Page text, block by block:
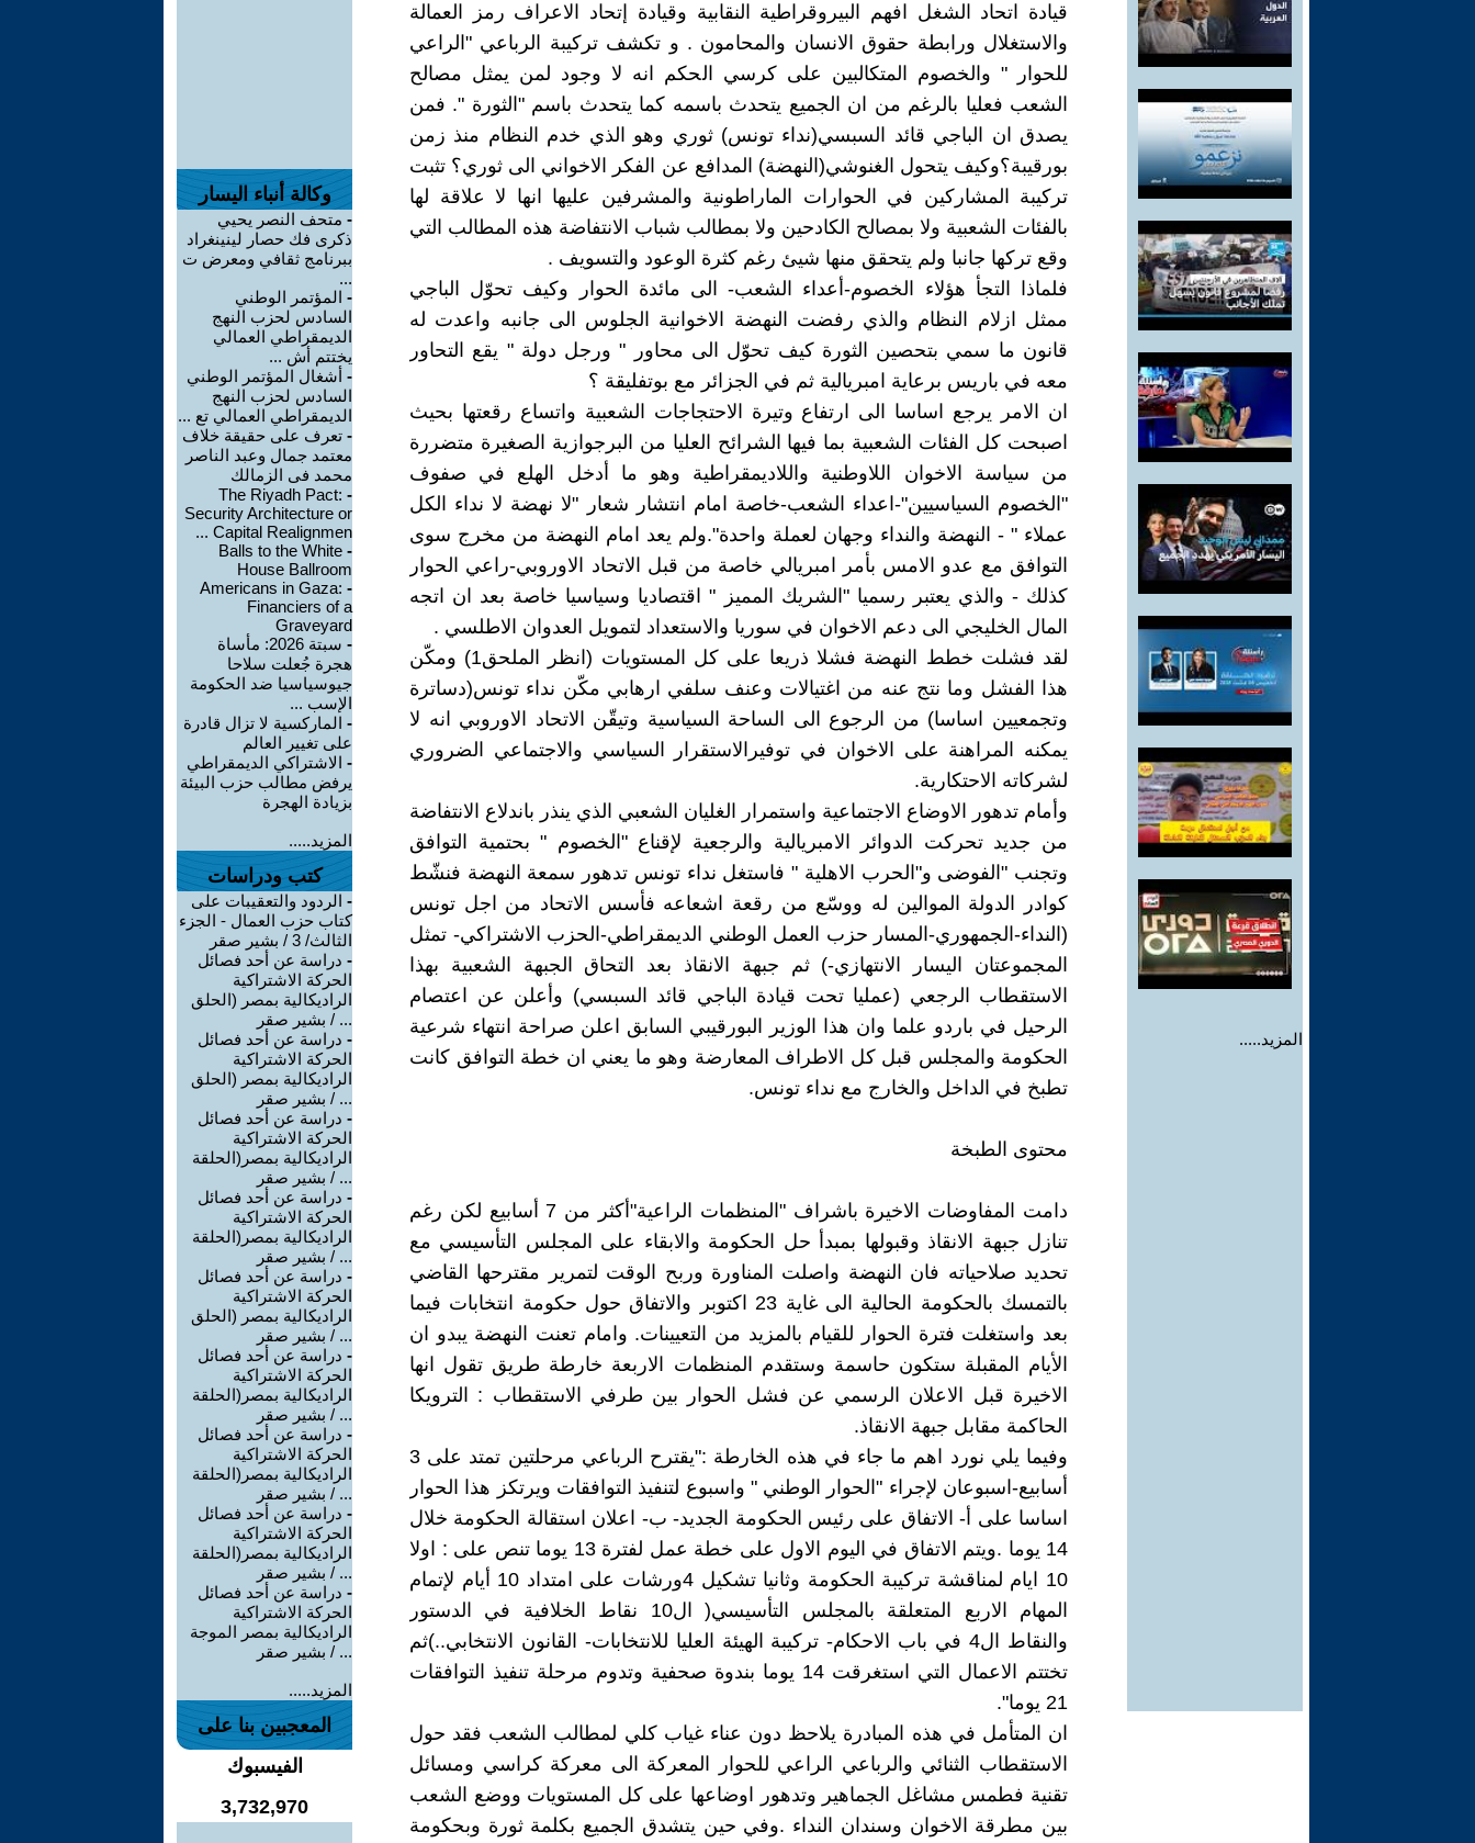
المزيد.....
قيادة اتحاد الشغل افهم البيروقراطية النقابية وقيادة إتحاد الاعراف رمز العمالة
والاستغلال ورابطة حقوق الانسان والمحامون . و تكشف تركيبة الرباعي "الراعي
للحوار " والخصوم المتكالبين على كرسي الحكم انه لا وجود لمن يمثل مصالح
الشعب فعليا بالرغم من ان الجميع يتحدث باسمه كما يتحدث باسم "الثورة ". فمن
يصدق ان الباجي قائد السبسي(نداء تونس) ثوري وهو الذي خدم النظام منذ زمن
بورقيبة؟وكيف يتحول الغنوشي(النهضة) المدافع عن الفكر الاخواني الى ثوري؟ تثبت
تركيبة المشاركين في الحوارات الماراطونية والمشرفين عليها انها لا علاقة لها
بالفئات الشعبية ولا بمصالح الكادحين ولا بمطالب شباب الانتفاضة هذه المطالب التي
وقع تركها جانبا ولم يتحقق منها شيئ رغم كثرة الوعود والتسويف .
فلماذا التجأ هؤلاء الخصوم-أعداء الشعب- الى مائدة الحوار وكيف تحوّل الباجي
ممثل ازلام النظام والذي رفضت النهضة الاخوانية الجلوس الى جانبه واعدت له
قانون ما سمي بتحصين الثورة كيف تحوّل الى محاور " ورجل دولة " يقع التحاور
معه في باريس برعاية امبريالية ثم في الجزائر مع بوتفليقة ؟
ان الامر يرجع اساسا الى ارتفاع وتيرة الاحتجاجات الشعبية واتساع رقعتها بحيث
اصبحت كل الفئات الشعبية بما فيها الشرائح العليا من البرجوازية الصغيرة متضررة
من سياسة الاخوان اللاوطنية واللاديمقراطية وهو ما أدخل الهلع في صفوف
"الخصوم السياسيين"-اعداء الشعب-خاصة امام انتشار شعار "لا نهضة لا نداء الكل
عملاء " - النهضة والنداء وجهان لعملة واحدة".ولم يعد امام النهضة من مخرج سوى
التوافق مع عدو الامس بأمر امبريالي خاصة من قبل الاتحاد الاوروبي-راعي الحوار
كذلك - والذي يعتبر رسميا "الشريك المميز " اقتصاديا وسياسيا خاصة بعد ان اتجه
المال الخليجي الى دعم الاخوان في سوريا والاستعداد لتمويل العدوان الاطلسي .
لقد فشلت خطط النهضة فشلا ذريعا على كل المستويات (انظر الملحق1) ومكّن
هذا الفشل وما نتج عنه من اغتيالات وعنف سلفي ارهابي مكّن نداء تونس(دساترة
وتجمعيين اساسا) من الرجوع الى الساحة السياسية وتيقّن الاتحاد الاوروبي انه لا
يمكنه المراهنة على الاخوان في توفيرالاستقرار السياسي والاجتماعي الضروري
لشركاته الاحتكارية.
وأمام تدهور الاوضاع الاجتماعية واستمرار الغليان الشعبي الذي ينذر باندلاع الانتفاضة
من جديد تحركت الدوائر الامبريالية والرجعية لإقناع "الخصوم " بحتمية التوافق
وتجنب "الفوضى و"الحرب الاهلية " فاستغل نداء تونس تدهور سمعة النهضة فنشّط
كوادر الدولة الموالين له ووسّع من رقعة اشعاعه فأسس الاتحاد من اجل تونس
(النداء-الجمهوري-المسار حزب العمل الوطني الديمقراطي-الحزب الاشتراكي- تمثل
المجموعتان اليسار الانتهازي-) ثم جبهة الانقاذ بعد التحاق الجبهة الشعبية بهذا
الاستقطاب الرجعي (عمليا تحت قيادة الباجي قائد السبسي) وأعلن عن اعتصام
الرحيل في باردو علما وان هذا الوزير البورقيبي السابق اعلن صراحة انتهاء شرعية
الحكومة والمجلس قبل كل الاطراف المعارضة وهو ما يعني ان خطة التوافق كانت
تطبخ في الداخل والخارج مع نداء تونس.
محتوى الطبخة
دامت المفاوضات الاخيرة باشراف "المنظمات الراعية"أكثر من 7 أسابيع لكن رغم
تنازل جبهة الانقاذ وقبولها بمبدأ حل الحكومة والابقاء على المجلس التأسيسي مع
تحديد صلاحياته فان النهضة واصلت المناورة وربح الوقت لتمرير مقترحها القاضي
بالتمسك بالحكومة الحالية الى غاية 23 اكتوبر والاتفاق حول حكومة انتخابات فيما
بعد واستغلت فترة الحوار للقيام بالمزيد من التعيينات. وامام تعنت النهضة يبدو ان
الأيام المقبلة ستكون حاسمة وستقدم المنظمات الاربعة خارطة طريق تقول انها
الاخيرة قبل الاعلان الرسمي عن فشل الحوار بين طرفي الاستقطاب : الترويكا
الحاكمة مقابل جبهة الانقاذ.
وفيما يلي نورد اهم ما جاء في هذه الخارطة :"يقترح الرباعي مرحلتين تمتد على 3
أسابيع-اسبوعان لإجراء "الحوار الوطني " واسبوع لتنفيذ التوافقات ويرتكز هذا الحوار
اساسا على أ- الاتفاق على رئيس الحكومة الجديد- ب- اعلان استقالة الحكومة خلال
14 يوما .ويتم الاتفاق في اليوم الاول على خطة عمل لفترة 13 يوما تنص على : اولا
10 ايام لمناقشة تركيبة الحكومة وثانيا تشكيل 4ورشات على امتداد 10 أيام لإتمام
المهام الاربع المتعلقة بالمجلس التأسيسي( ال10 نقاط الخلافية في الدستور
والنقاط ال4 في باب الاحكام- تركيبة الهيئة العليا للانتخابات- القانون الانتخابي..)ثم
تختتم الاعمال التي استغرقت 14 يوما بندوة صحفية وتدوم مرحلة تنفيذ التوافقات
21 يوما".
ان المتأمل في هذه المبادرة يلاحظ دون عناء غياب كلي لمطالب الشعب فقد حول
الاستقطاب الثنائي والرباعي الراعي للحوار المعركة الى معركة كراسي ومسائل
تقنية فطمس مشاغل الجماهير وتدهور اوضاعها على كل المستويات ووضع الشعب
بين مطرقة الاخوان وسندان النداء .وفي حين يتشدق الجميع بكلمة ثورة وبحكومة
وكالة أنباء اليسار
- متحف النصر يحيي
ذكرى فك حصار لينينغراد
ببرنامج ثقافي ومعرض ت
...
- المؤتمر الوطني
السادس لحزب النهج
الديمقراطي العمالي
يختتم أش ...
- أشغال المؤتمر الوطني
السادس لحزب النهج
الديمقراطي العمالي تع ...
- تعرف على حقيقة خلاف
معتمد جمال وعبد الناصر
محمد فى الزمالك
-
The Riyadh Pact:
Security Architecture or
Capital Realignmen ...
-
Balls to the White
House Ballroom
-
Americans in Gaza:
Financiers of a
Graveyard
-
سبتة 2026: مأساة
هجرة جُعلت سلاحا
جيوسياسيا ضد الحكومة
الإسب ...
- الماركسية لا تزال قادرة
على تغيير العالم
- الاشتراكي الديمقراطي
يرفض مطالب حزب البيئة
بزيادة الهجرة
المزيد.....
كتب ودراسات
- الردود والتعقيبات على
كتاب حزب العمال - الجزء
الثالث/ 3 / بشير صقر
- دراسة عن أحد فصائل
الحركة الاشتراكية
الراديكالية بمصر (الحلق
... / بشير صقر
- دراسة عن أحد فصائل
الحركة الاشتراكية
الراديكالية بمصر (الحلق
... / بشير صقر
- دراسة عن أحد فصائل
الحركة الاشتراكية
الراديكالية بمصر(الحلقة
... / بشير صقر
- دراسة عن أحد فصائل
الحركة الاشتراكية
الراديكالية بمصر(الحلقة
... / بشير صقر
- دراسة عن أحد فصائل
الحركة الاشتراكية
الراديكالية بمصر (الحلق
... / بشير صقر
- دراسة عن أحد فصائل
الحركة الاشتراكية
الراديكالية بمصر(الحلقة
... / بشير صقر
- دراسة عن أحد فصائل
الحركة الاشتراكية
الراديكالية بمصر(الحلقة
... / بشير صقر
- دراسة عن أحد فصائل
الحركة الاشتراكية
الراديكالية بمصر(الحلقة
... / بشير صقر
- دراسة عن أحد فصائل
الحركة الاشتراكية
الراديكالية بمصر الموجة
... / بشير صقر
المزيد.....
المعجبين بنا على
الفيسبوك
3,732,970